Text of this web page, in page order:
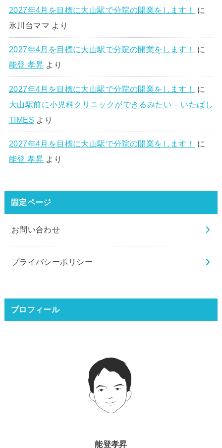
2027年4月を目標に大山駅で分院の開業をします！
に
氷川台ママ より
2027年4月を目標に大山駅で分院の開業をします！
に
能登 孝昇より
2027年4月を目標に大山駅で分院の開業をします！
に
大山駅前に小児科クリニックができるみたい – いたばし
TIMES より
2027年4月を目標に大山駅で分院の開業をします！
に
能登 孝昇より
固定ページ
お問い合わせ
プライバシーポリシー
プロフィール
能登孝昇